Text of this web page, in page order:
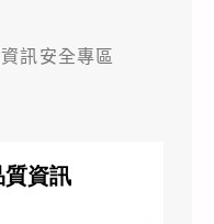
資訊安全專區